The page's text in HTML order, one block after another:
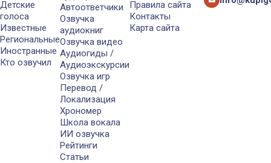
Детские
голоса
Известные
Региональные
Иностранные
Кто озвучил
Автоответчики
Озвучка
аудиокниг
Озвучка видео
Аудиогиды /
Аудиоэкскурсии
Озвучка игр
Перевод /
Локализация
Хрономер
Школа вокала
ИИ озвучка
Рейтинги
Статьи
Правила сайта
Контакты
Карта сайта